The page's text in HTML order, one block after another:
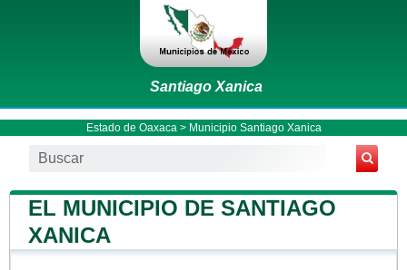
Santiago Xanica
Estado de Oaxaca > Municipio Santiago Xanica
EL MUNICIPIO DE SANTIAGO
XANICA